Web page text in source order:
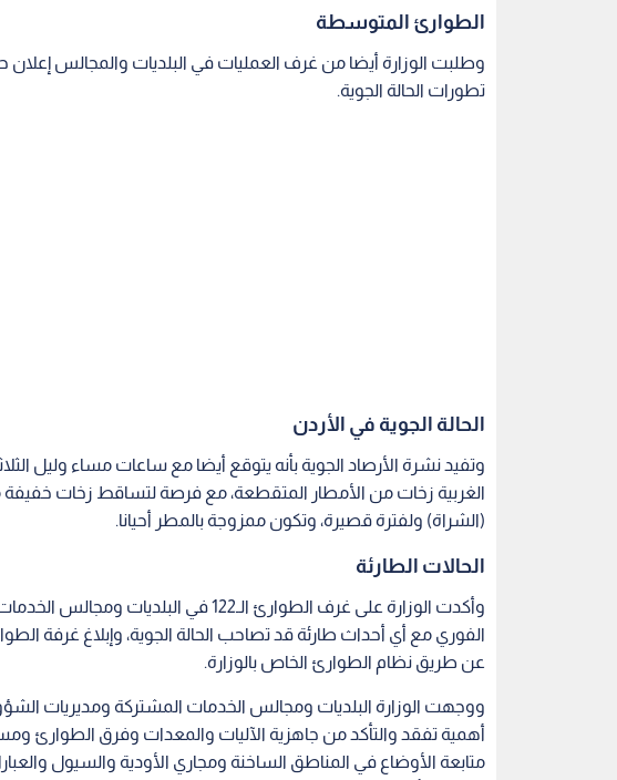
الطوارئ المتوسطة
وطلبت الوزارة أيضا من غرف العمليات في البلديات والمجالس إعلان
تطورات الحالة الجوية.
الحالة الجوية في الأردن
وتفيد نشرة الأرصاد الجوية بأنه يتوقع أيضا مع ساعات مساء وليل
الغربية زخات من الأمطار المتقطعة، مع فرصة لتساقط زخات خفيفة من
(الشراة) ولفترة قصيرة، وتكون ممزوجة بالمطر أحيانا.
الحالات الطارئة
وأكدت الوزارة على غرف الطوارئ الـ122 في
الفوري مع أي أحداث طارئة قد تصاحب الحالة الجوية، وإبلاغ غرفة
عن طريق نظام الطوارئ الخاص بالوزارة.
ووجهت الوزارة البلديات ومجالس الخدمات المشتركة ومديريات
أهمية تفقد والتأكد من جاهزية الآليات والمعدات وفرق الطوارئ
متابعة الأوضاع في المناطق الساخنة ومجاري الأودية والسيول